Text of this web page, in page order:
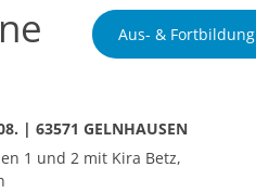
Aus- & Fortbildung
| 63571 GELNHAUSEN
1 und 2 mit Kira Betz,